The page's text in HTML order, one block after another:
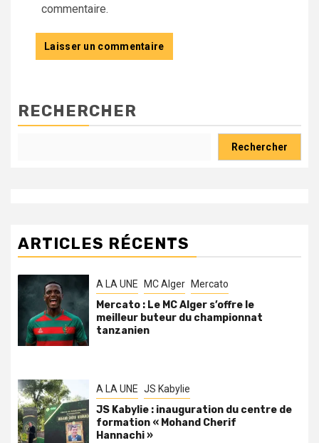
commentaire.
RECHERCHER
Rechercher
ARTICLES RÉCENTS
A LA UNE MC Alger Mercato
Mercato : Le MC Alger s’offre le
meilleur buteur du championnat
tanzanien
A LA UNE JS Kabylie
JS Kabylie : inauguration du centre de
formation « Mohand Cherif
Hannachi »